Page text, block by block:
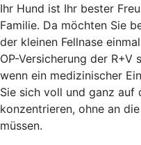
Ihr Hund ist Ihr bester
Familie. Da möchten Sie
der kleinen Fellnase
OP-Versicherung der R+V
wenn ein medizinischer
Sie sich voll und ganz auf
konzentrieren, ohne an
müssen.